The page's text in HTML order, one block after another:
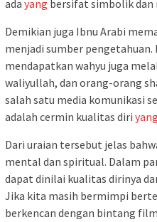
ada yang bersifat simbolik dan
Demikian juga Ibnu Arabi
menjadi sumber pengetahuan.
mendapatkan wahyu juga
waliyullah, dan orang-orang
salah satu media komunikasi
adalah cermin kualitas diri yang
Dari uraian tersebut jelas
mental dan spiritual. Dalam
dapat dinilai kualitas dirinya
Jika kita masih bermimpi
berkencan dengan bintang